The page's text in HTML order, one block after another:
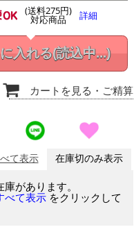
(送料275円)
対応商品 詳細
入れる(読込中...)
カートを見る ・ご精算
て表示 在庫切のみ表示
があります。
べて表示 をクリックして